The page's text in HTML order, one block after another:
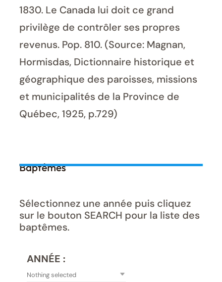
1830. Le Canada lui doit ce grand
privilège de contrôler ses propres
revenus. Pop. 810. (Source: Magnan,
Hormisdas, Dictionnaire historique et
géographique des paroisses, missions
et municipalités de la Province de
Québec, 1925, p.729)
Baptêmes
Sélectionnez une année puis cliquez
sur le bouton SEARCH pour la liste des
baptêmes.
ANNÉE :
Nothing selected